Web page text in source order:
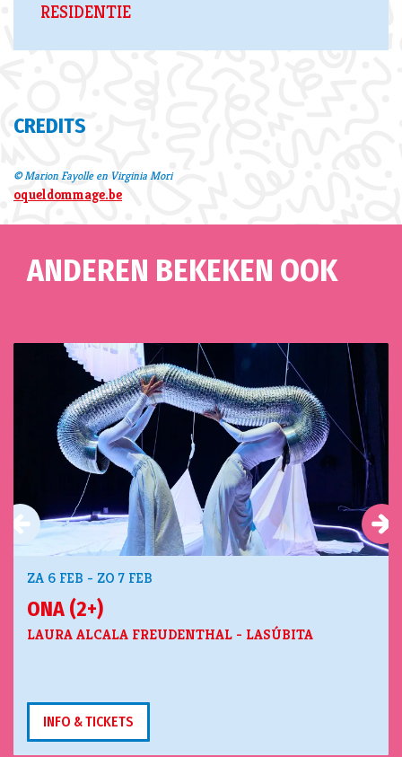
RESIDENTIE
CREDITS
© Marion Fayolle en Virginia Mori
oqueldommage.be
ANDEREN BEKEKEN OOK
ONA (2+)
LAURA ALCALA FREUDENTHAL - LASÚBITA
ZA 6 FEB - ZO 7 FEB
INFO & TICKETS